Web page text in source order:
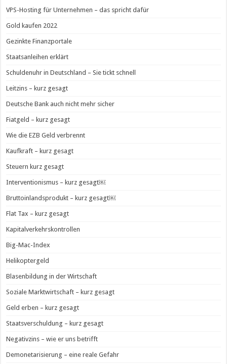
VPS-Hosting für Unternehmen – das spricht dafür
Gold kaufen 2022
Gezinkte Finanzportale
Staatsanleihen erklärt
Schuldenuhr in Deutschland – Sie tickt schnell
Leitzins – kurz gesagt
Deutsche Bank auch nicht mehr sicher
Fiatgeld – kurz gesagt
Wie die EZB Geld verbrennt
Kaufkraft – kurz gesagt
Steuern kurz gesagt
Interventionismus – kurz gesagt￼
Bruttoinlandsprodukt – kurz gesagt￼
Flat Tax – kurz gesagt
Kapitalverkehrskontrollen
Big-Mac-Index
Helikoptergeld
Blasenbildung in der Wirtschaft
Soziale Marktwirtschaft – kurz gesagt
Geld erben – kurz gesagt
Staatsverschuldung – kurz gesagt
Negativzins – wie er uns betrifft
Demonetarisierung – eine reale Gefahr